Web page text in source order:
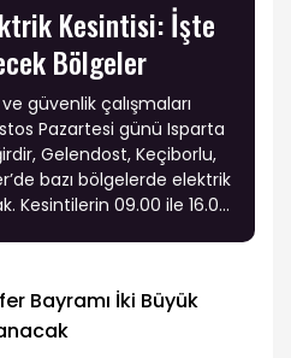
Kesintisi: İşte
Bölgeler
ve güvenlik çalışmaları
Pazartesi günü Isparta
Gelendost, Keçiborlu,
bazı bölgelerde elektrik
Kesintilerin 09.00 ile 16.00
Bayramı İki Büyük